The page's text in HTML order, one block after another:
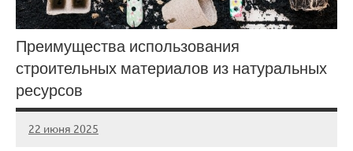
Преимущества использования
строительных материалов из натуральных
ресурсов
22 июня 2025
stroicomplex
Нет